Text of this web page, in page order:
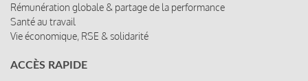
Rémunération globale & partage de la performance
Santé au travail
Vie économique, RSE & solidarité
ACCÈS RAPIDE